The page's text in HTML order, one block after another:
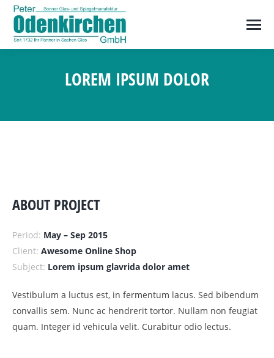
LOREM IPSUM DOLOR
ABOUT PROJECT
Period: May – Sep 2015
Client: Awesome Online Shop
Subject: Lorem ipsum glavrida dolor amet
Vestibulum a luctus est, in fermentum lacus. Sed bibendum
convallis sem. Nunc ac hendrerit tortor. Nullam non feugiat
quam. Integer id vehicula velit. Curabitur odio lectus.